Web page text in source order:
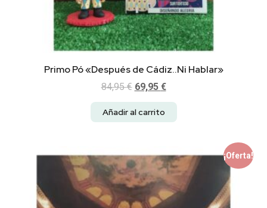
Primo Pó «Después de Cádiz..Ni Hablar»
84,95€ 69,95 €
Añadir al carrito
¡Oferta!